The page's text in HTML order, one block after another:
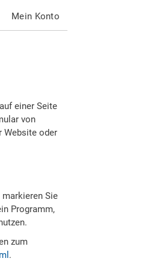
Mein Konto
einer Seite
von
Website oder
Sie
Programm,
zum
.